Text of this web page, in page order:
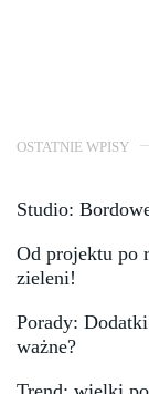
OSTATNIE WPISY
Studio:
Od projektu po
zieleni!
Porady:
ważne?